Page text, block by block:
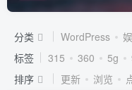
分类 WordPress
标签
315 360 5g
排序
更新 浏览